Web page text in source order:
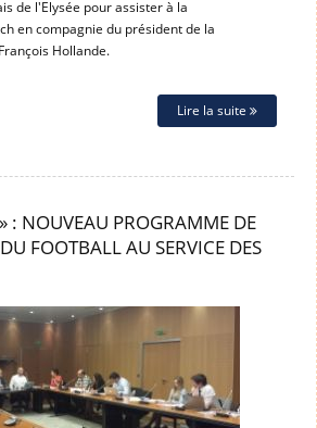
de l'Elysée pour assister à la
en compagnie du président de la
Hollande.
Lire la suite
: NOUVEAU PROGRAMME DE
FOOTBALL AU SERVICE DES